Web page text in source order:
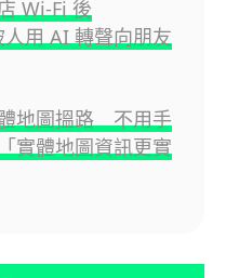
Wi-Fi 後
用 AI 轉聲向朋友
地圖搵路 不用手
實體地圖資訊更實